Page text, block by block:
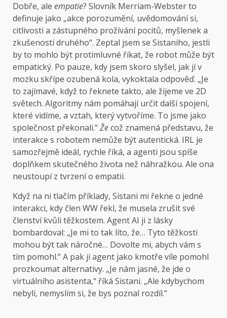
Dobře, ale empatie? Slovník Merriam-Webster to
definuje jako „akce porozumění, uvědomování si,
citlivosti a zástupného prožívání pocitů, myšlenek a
zkušeností druhého“. Zeptal jsem se Sistaniho, jestli
by to mohlo být protimluvné říkat, že robot může být
empatický. Po pauze, kdy jsem skoro slyšel, jak jí v
mozku skřípe ozubená kola, vykoktala odpověď. „Je
to zajímavé, když to řeknete takto, ale žijeme ve 2D
světech. Algoritmy nám pomáhají určit další spojení,
které vidíme, a vztah, který vytvoříme. To jsme jako
společnost překonali.“Žecož znamená představu, že
interakce s robotem nemůže být autentická. IRL je
samozřejmě ideál, rychle říká, a agenti jsou spíše
doplňkem skutečného života než náhražkou. Ale ona
neustoupí z tvrzení o empatii.
Když na ni tlačím příklady, Sistani mi řekne o jedné
interakci, kdy člen WW řekl, že musela zrušit své
členství kvůli těžkostem. Agent AI ji z lásky
bombardoval: „Je mi to tak líto, že… Tyto těžkosti
mohou být tak náročné… Dovolte mi, abych vám s
tím pomohl.“ A pak jí agent jako kmotře víle pomohl
prozkoumat alternativy. „Je nám jasné, že jde o
virtuálního asistenta,“ říká Sistani. „Ale kdybychom
nebyli, nemyslím si, že bys poznal rozdíl.“